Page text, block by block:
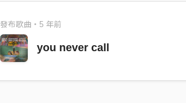
發布歌曲・5 年前
you never call